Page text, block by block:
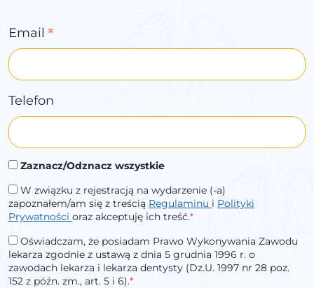
Email
Telefon
Zaznacz/Odznacz wszystkie
W związku z rejestracją na wydarzenie (-a)
zapoznałem/am się z treścią Regulaminu i Polityki
Prywatności oraz akceptuję ich treść.*
Oświadczam, że posiadam Prawo Wykonywania Zawodu
lekarza zgodnie z ustawą z dnia 5 grudnia 1996 r. o
zawodach lekarza i lekarza dentysty (Dz.U. 1997 nr 28 poz.
152 z późn. zm., art. 5 i 6).*